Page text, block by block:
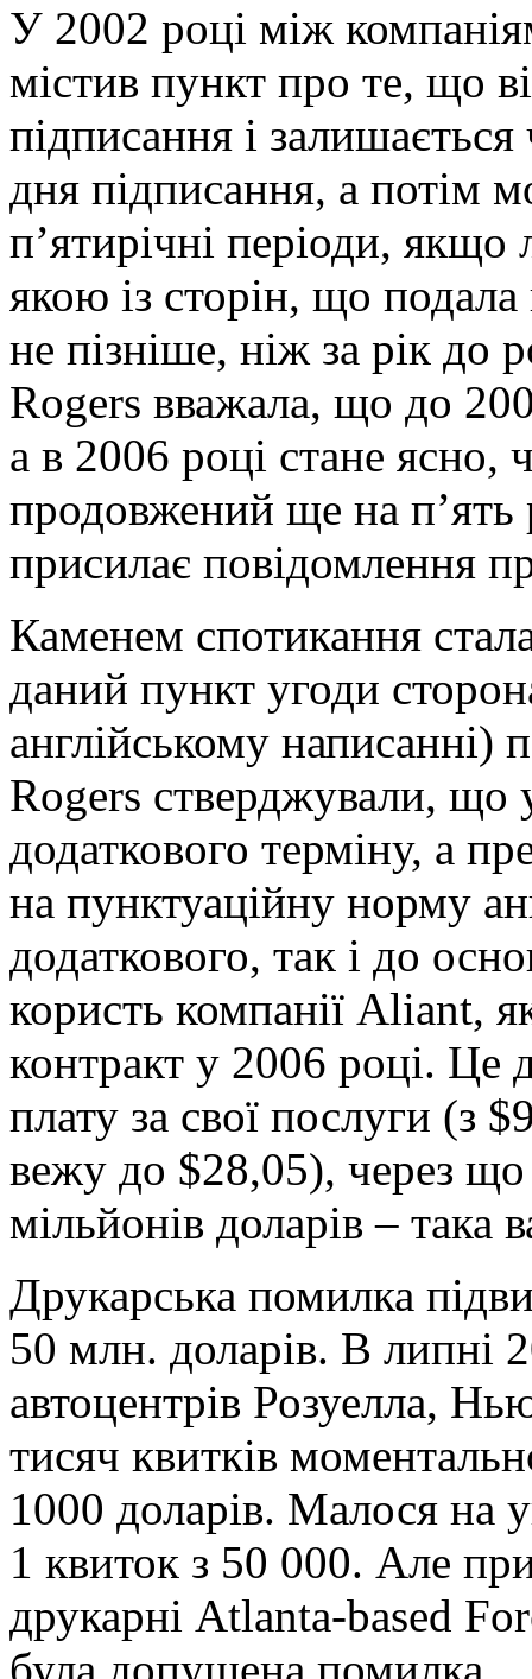
У 2002 році між
містив пункт про те, що
підписання і
дня підписання, а потім
п’ятирічні періоди,
якою із сторін, що
не пізніше, ніж за рік до
Rogers вважала, що до
а в 2006 році стане ясно,
продовжений ще на
присилає повідомлення
Каменем спотикання
даний пункт угоди
англійському написанні)
Rogers стверджували, що
додаткового терміну, а
на пунктуаційну норму
додаткового, так і до
користь компанії Aliant,
контракт у 2006 році. Це
плату за свої послуги (з
вежу до $28,05), через що
мільйонів доларів – така
Друкарська помилка
50 млн. доларів. В липні
автоцентрів Розуелла,
тисяч квитків
1000 доларів. Малося на
1 квиток з 50 000. Але
друкарні Atlanta-based
була допущена помилка.